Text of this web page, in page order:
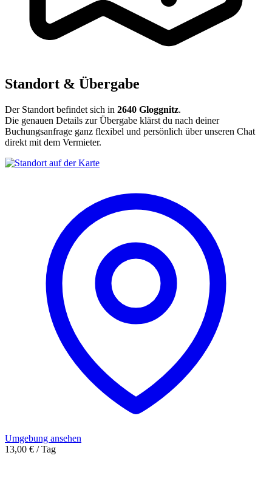
Standort & Übergabe
Der Standort befindet sich in 2640 Gloggnitz.
Die genauen Details zur Übergabe klärst du nach deiner
Buchungsanfrage ganz flexibel und persönlich über unseren Chat
direkt mit dem Vermieter.
Umgebung ansehen
13,00 € / Tag